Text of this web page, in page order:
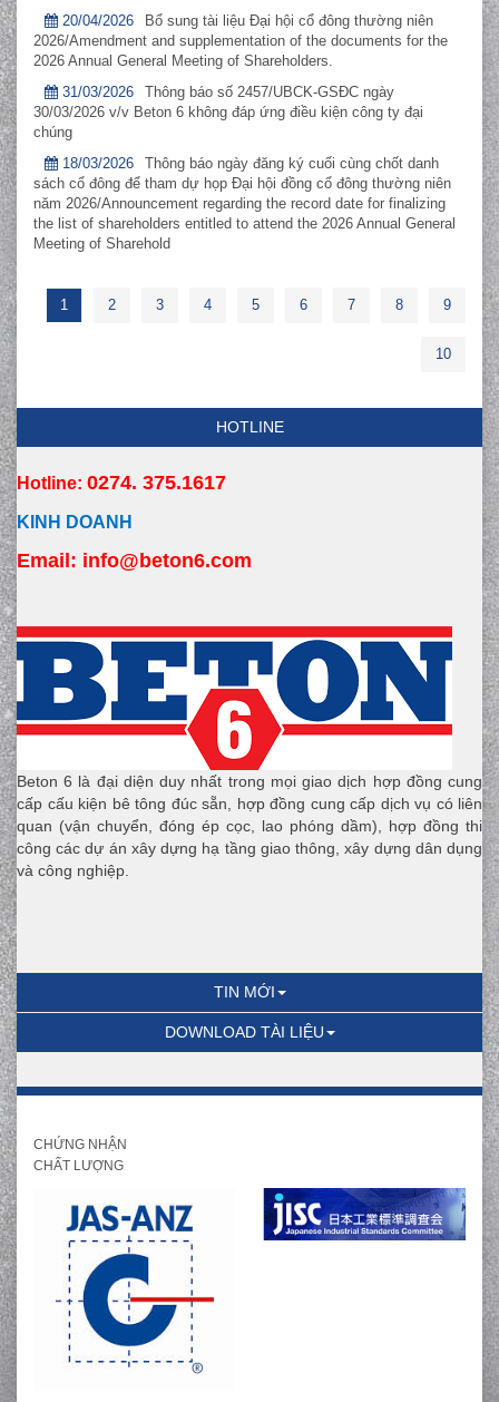
20/04/2026
Bổ sung tài liệu Đại hội cổ đông thường niên
2026/Amendment and supplementation of the documents for the
2026 Annual General Meeting of Shareholders.
31/03/2026
Thông báo số 2457/UBCK-GSĐC ngày
30/03/2026 v/v Beton 6 không đáp ứng điều kiện công ty đại
chúng
18/03/2026
Thông báo ngày đăng ký cuối cùng chốt danh
sách cổ đông để tham dự họp Đại hội đồng cổ đông thường niên
năm 2026/Announcement regarding the record date for finalizing
the list of shareholders entitled to attend the 2026 Annual General
Meeting of Sharehold
1 2 3 4 5 6 7 8 9
10
HOTLINE
Hotline: 0274. 375.1617
KINH DOANH
Email: info@beton6.com
Beton 6 là đại diện duy nhất trong mọi giao dịch hợp đồng cung
cấp cấu kiện bê tông đúc sẵn, hợp đồng cung cấp dịch vụ có liên
quan (vận chuyển, đóng ép cọc, lao phóng dầm), hợp đồng thi
công các dự án xây dựng hạ tầng giao thông, xây dựng dân dụng
và công nghiệp.
TIN MỚI
DOWNLOAD TÀI LIỆU
CHỨNG NHẬN
CHẤT LƯỢNG